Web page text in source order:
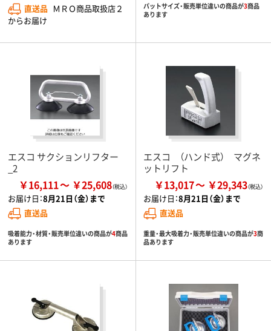
直送品 ＭＲＯ商品取扱店２
からお届け
パットサイズ・販売単位違いの商品が3商品
あります
エスコ サクションリフター
_2
￥16,111 ￥25,608
お届け日：8月21日（金）まで
直送品
吸着能力・材質・販売単位違いの商品が4商品
あります
エスコ （ハンド式） マグネ
ットリフト
￥13,017 ￥29,343
お届け日：8月21日（金）まで
直送品
重量・最大吸着力・販売単位違いの商品が3商
品あります